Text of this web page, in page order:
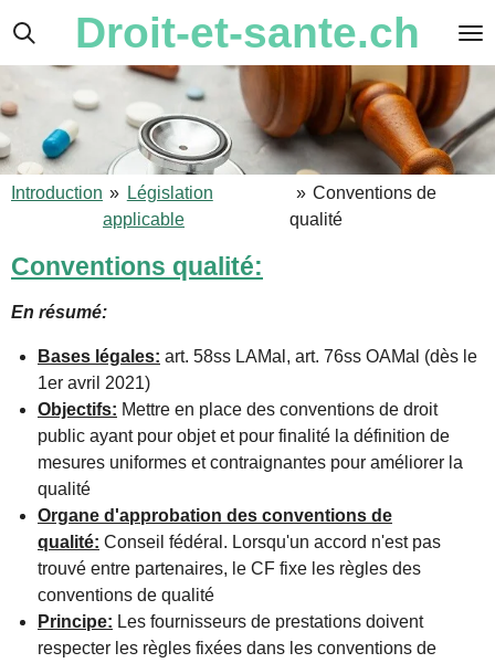
Passer
contenu
principal
Droit-et-sante.ch
Introduction » Législation
applicable
» Conventions de
qualité
Conventions qualité:
En résumé:
Bases légales: art. 58ss LAMal, art. 76ss OAMal (dès le
1er avril 2021)
Objectifs: Mettre en place des conventions de droit
public ayant pour objet et pour finalité la définition de
mesures uniformes et contraignantes pour améliorer la
qualité
Organe d'approbation des conventions de
qualité: Conseil fédéral. Lorsqu'un accord n'est pas
trouvé entre partenaires, le CF fixe les règles des
conventions de qualité
Principe: Les fournisseurs de prestations doivent
respecter les règles fixées dans les conventions de